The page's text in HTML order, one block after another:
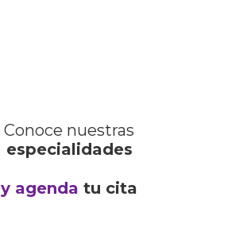
Conoce nuestras
especialidades
y agenda tu cita